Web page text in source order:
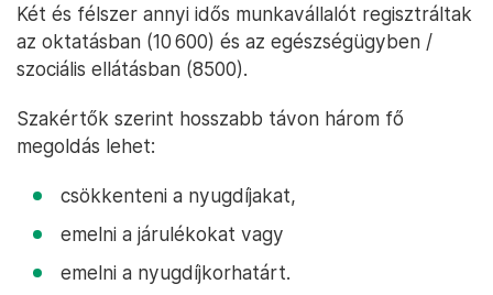
Két és félszer annyi idős munkavállalót regisztráltak
az oktatásban (10 600) és az egészségügyben /
szociális ellátásban (8500).
Szakértők szerint hosszabb távon három fő
megoldás lehet:
csökkenteni a nyugdíjakat,
emelni a járulékokat vagy
emelni a nyugdíjkorhatárt.